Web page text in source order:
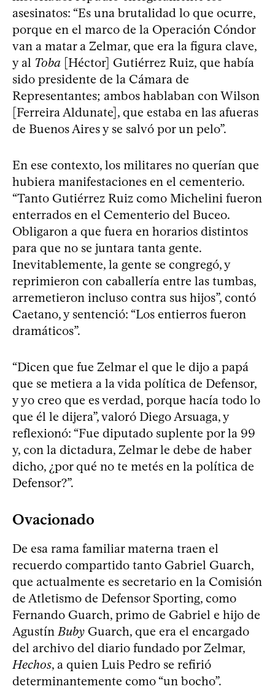
asesinatos: “Es una brutalidad lo que ocurre,
porque en el marco de la Operación Cóndor
van a matar a Zelmar, que era la figura clave,
y al Toba [Héctor] Gutiérrez Ruiz, que había
sido presidente de la Cámara de
Representantes; ambos hablaban con Wilson
[Ferreira Aldunate], que estaba en las afueras
de Buenos Aires y se salvó por un pelo”.
En ese contexto, los militares no querían que
hubiera manifestaciones en el cementerio.
“Tanto Gutiérrez Ruiz como Michelini fueron
enterrados en el Cementerio del Buceo.
Obligaron a que fuera en horarios distintos
para que no se juntara tanta gente.
Inevitablemente, la gente se congregó, y
reprimieron con caballería entre las tumbas,
arremetieron incluso contra sus hijos”, contó
Caetano, y sentenció: “Los entierros fueron
dramáticos”.
“Dicen que fue Zelmar el que le dijo a papá
que se metiera a la vida política de Defensor,
y yo creo que es verdad, porque hacía todo lo
que él le dijera”, valoró Diego Arsuaga, y
reflexionó: “Fue diputado suplente por la 99
y, con la dictadura, Zelmar le debe de haber
dicho, ¿por qué no te metés en la política de
Defensor?”.
Ovacionado
De esa rama familiar materna traen el
recuerdo compartido tanto Gabriel Guarch,
que actualmente es secretario en la Comisión
de Atletismo de Defensor Sporting, como
Fernando Guarch, primo de Gabriel e hijo de
Agustín Buby Guarch, que era el encargado
del archivo del diario fundado por Zelmar,
Hechos, a quien Luis Pedro se refirió
determinantemente como “un bocho”.